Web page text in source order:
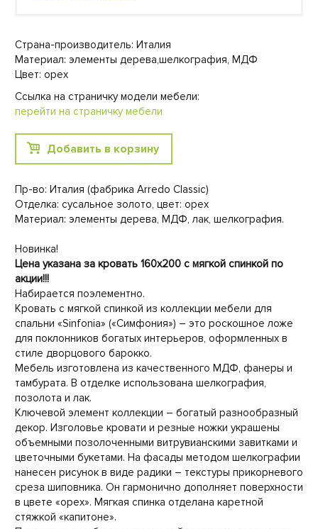
Страна-производитель: Италия
Материал: элементы дерева,шелкография, МДФ
Цвет: орех
Ссылка на страничку модели мебели:
перейти на страничку мебели
Добавить в корзину
Пр-во: Италия (фабрика Arredo Classic)
Отделка: сусальное золото, цвет: орех
Материал: элементы дерева, МДФ, лак, шелкография.
Новинка!
Цена указана за кровать 160х200 с мягкой спинкой по
акции!!!
Набирается поэлементно.
Кровать с мягкой спинкой из коллекции мебели для
спальни «Sinfonia» («Симфония») – это роскошное ложе
для поклонников богатых интерьеров, оформленных в
стиле дворцового барокко.
Мебель изготовлена из качественного МДФ, фанеры и
тамбурата. В отделке использована шелкография,
позолота и лак.
Ключевой элемент коллекции – богатый разнообразный
декор. Изголовье кровати и резные ножки украшены
объемными позолоченными витрувианскими завитками и
цветочными букетами. На фасады методом шелкографии
нанесен рисунок в виде радики – текстуры прикорневого
среза шиповника. Он гармонично дополняет поверхности
в цвете «орех». Мягкая спинка отделана каретной
стяжкой «капитоне».